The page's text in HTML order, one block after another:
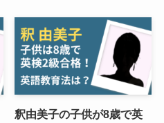
釈由美子の子供が8歳で英